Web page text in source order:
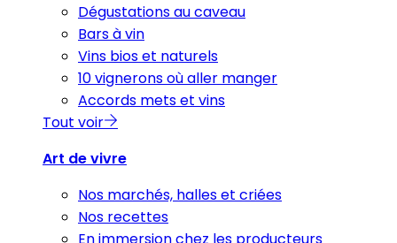
Dégustations au caveau
Bars à vin
Vins bios et naturels
10 vignerons où aller manger
Accords mets et vins
Tout voir
Art de vivre
Nos marchés, halles et criées
Nos recettes
En immersion chez les producteurs